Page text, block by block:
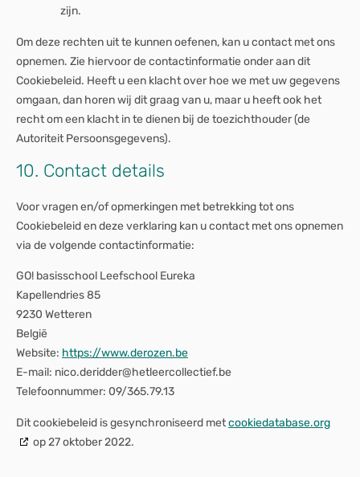
zijn.
Om deze rechten uit te kunnen oefenen, kan u contact met ons
opnemen. Zie hiervoor de contactinformatie onder aan dit
Cookiebeleid. Heeft u een klacht over hoe we met uw gegevens
omgaan, dan horen wij dit graag van u, maar u heeft ook het
recht om een klacht in te dienen bij de toezichthouder (de
Autoriteit Persoonsgegevens).
10. Contact details
Voor vragen en/of opmerkingen met betrekking tot ons
Cookiebeleid en deze verklaring kan u contact met ons opnemen
via de volgende contactinformatie:
GO! basisschool Leefschool Eureka
Kapellendries 85
9230 Wetteren
België
Website: https://www.derozen.be
E-mail: nico.deridder@hetleercollectief.be
Telefoonnummer: 09/365.79.13
Dit cookiebeleid is gesynchroniseerd metcookiedatabase.org
op 27 oktober 2022.